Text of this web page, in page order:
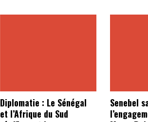
Diplomatie : Le Sénégal
et l’Afrique du Sud
Senebel